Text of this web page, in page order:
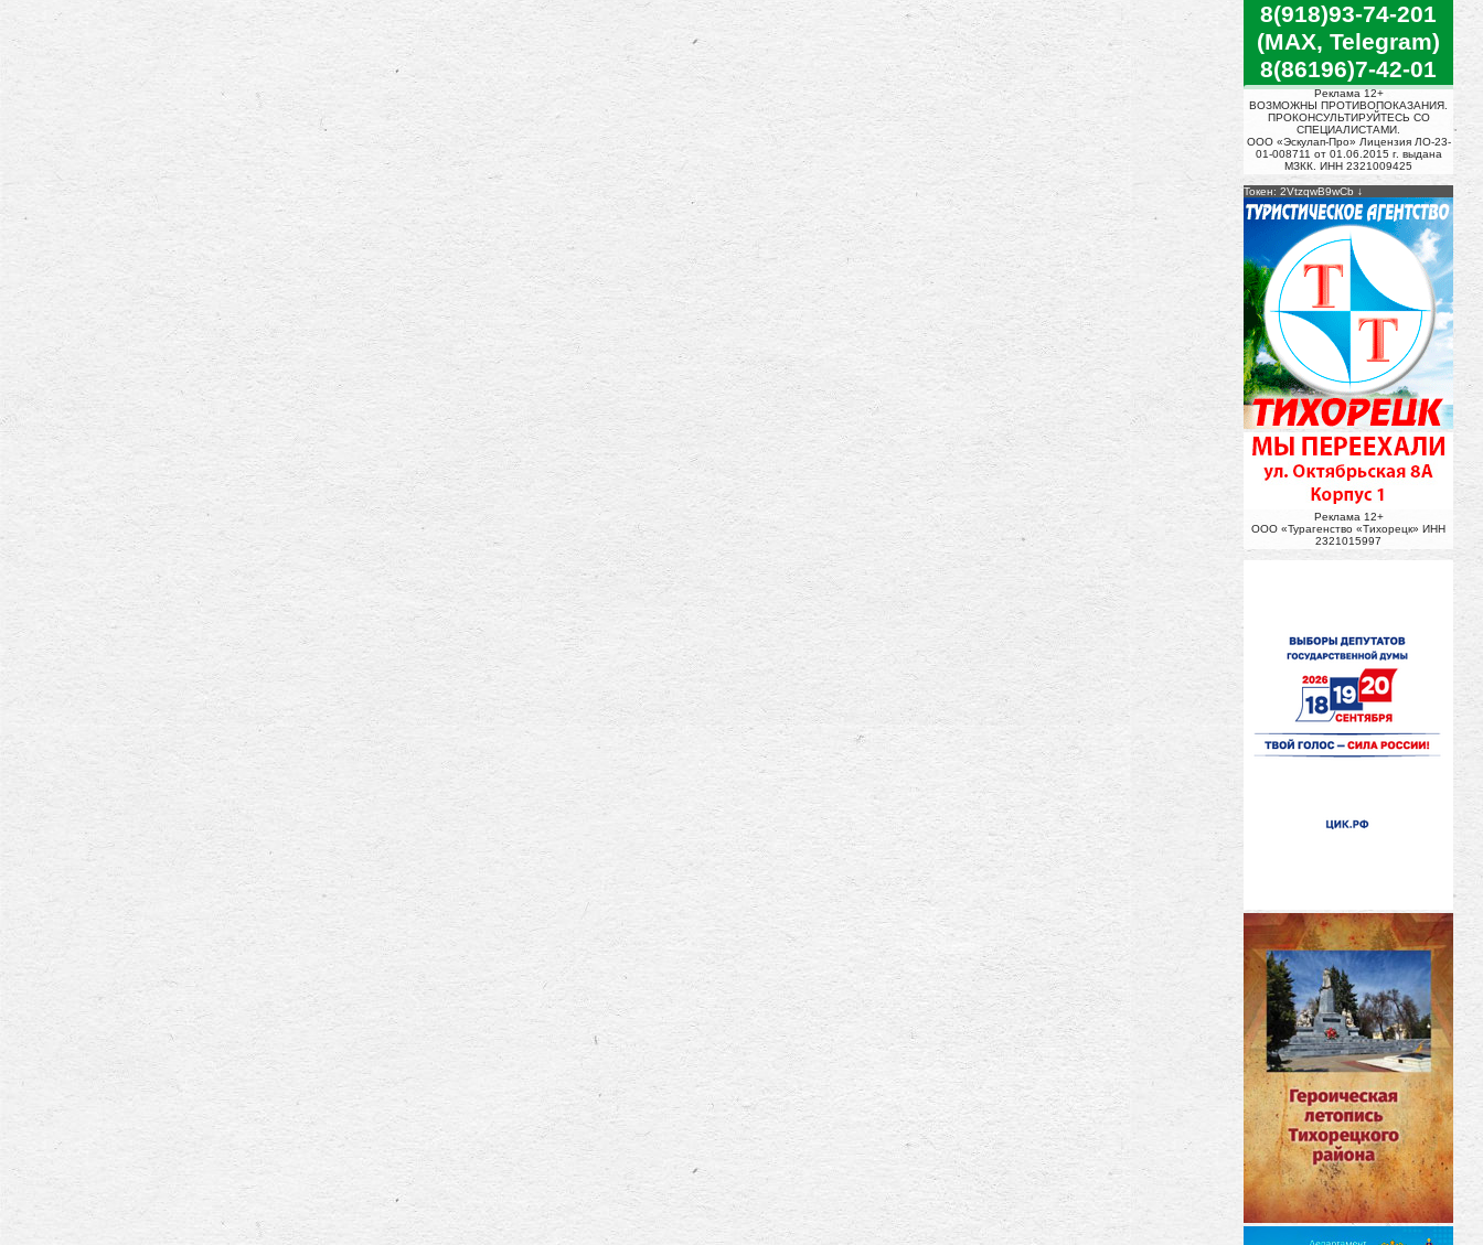
8(918)93-74-201
(MAX, Telegram)
8(86196)7-42-01
Реклама 12+
ВОЗМОЖНЫ ПРОТИВОПОКАЗАНИЯ.
ПРОКОНСУЛЬТИРУЙТЕСЬ СО
СПЕЦИАЛИСТАМИ.
ООО «Эскулап-Про» Лицензия ЛО-23-
01-008711 от 01.06.2015 г. выдана
МЗКК. ИНН 2321009425
Токен: 2VtzqwB9wCb
Реклама 12+
ООО «Турагенство «Тихорецк» ИНН
2321015997